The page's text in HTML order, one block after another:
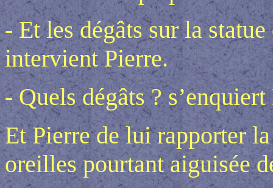
- Et les dégâts sur la
intervient Pierre.
- Quels dégâts ?
Et Pierre de lui rapporter
oreilles pourtant aiguisée